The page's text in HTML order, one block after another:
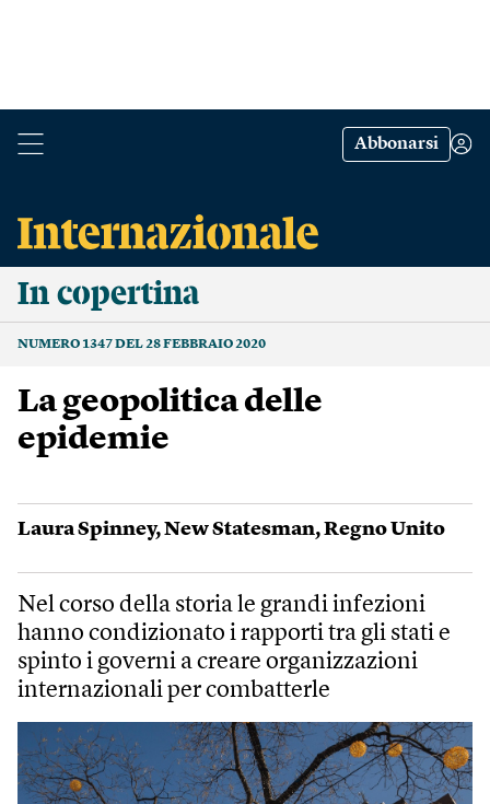
Abbonarsi
In copertina
NUMERO 1347 DEL 28 FEBBRAIO 2020
La geopolitica delle
epidemie
Laura Spinney,New Statesman,Regno Unito
Nel corso della storia le grandi infezioni
hanno condizionato i rapporti tra gli stati e
spinto i governi a creare organizzazioni
internazionali per combatterle